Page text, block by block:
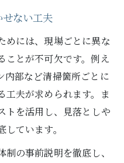
ない工夫
めには、現場ごとに異な
ことが不可欠です。例え
内部など清掃箇所ごとに
工夫が求められます。ま
トを活用し、見落としや
ています。
の事前説明を徹底し、